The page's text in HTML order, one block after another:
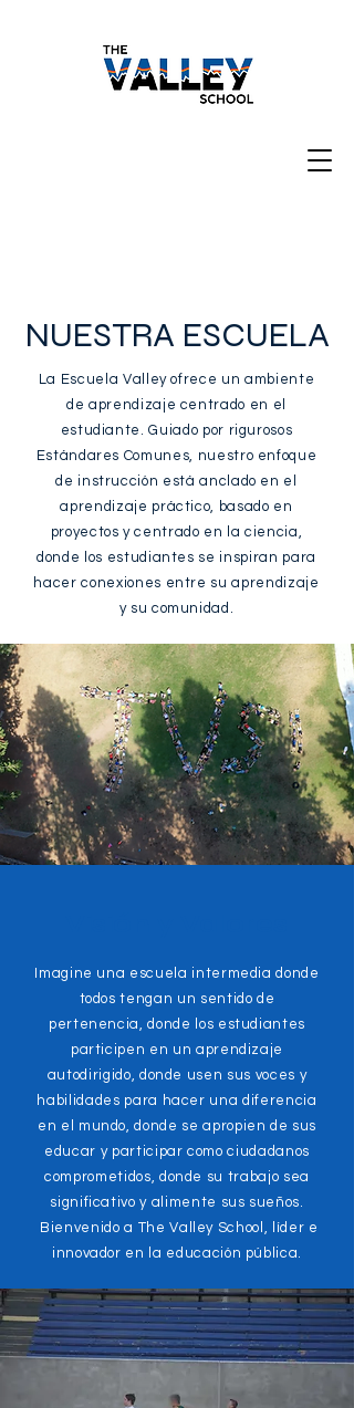
NUESTRA ESCUELA
La Escuela Valley ofrece un ambiente
de aprendizaje centrado en el
estudiante. Guiado por rigurosos
Estándares Comunes, nuestro enfoque
de instrucción está anclado en el
aprendizaje práctico, basado en
proyectos y centrado en la ciencia,
donde los estudiantes se inspiran para
hacer conexiones entre su aprendizaje
y su comunidad.
​Imagine una escuela intermedia donde
todos tengan un sentido de
pertenencia, donde los estudiantes
participen en un aprendizaje
autodirigido, donde usen sus voces y
habilidades para hacer una diferencia
en el mundo, donde se apropien de sus
educar y participar como ciudadanos
comprometidos, donde su trabajo sea
significativo y alimente sus sueños.
Bienvenido a The Valley School, líder e
innovador en la educación pública.